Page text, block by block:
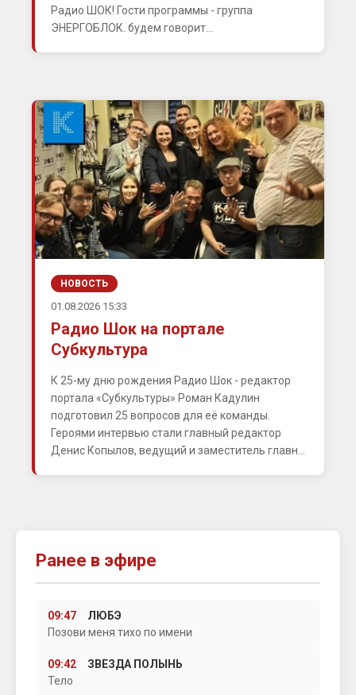
Радио ШОК! Гости программы - группа
ЭНЕРГОБЛОК. будем говорит...
НОВОСТЬ
01.08.2026 15:33
Радио Шок на портале
Субкультура
К 25-му дню рождения Радио Шок - редактор
портала «Субкультуры» Роман Кадулин
подготовил 25 вопросов для её команды.
Героями интервью стали главный редактор
Денис Копылов, ведущий и заместитель главн...
Ранее в эфире
09:47
ЛЮБЭ
Позови меня тихо по имени
09:42
ЗВЕЗДА ПОЛЫНЬ
Тело